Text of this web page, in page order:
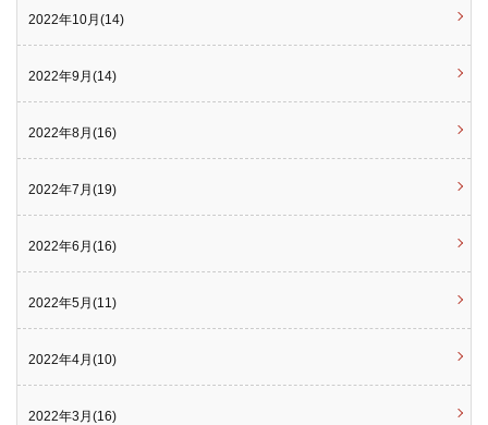
2022年10月(14)
2022年9月(14)
2022年8月(16)
2022年7月(19)
2022年6月(16)
2022年5月(11)
2022年4月(10)
2022年3月(16)